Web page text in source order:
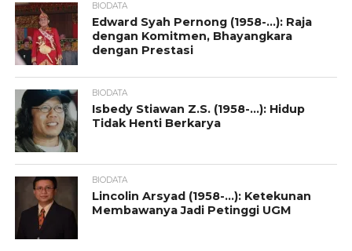
BIODATA
Edward Syah Pernong (1958-…): Raja
dengan Komitmen, Bhayangkara
dengan Prestasi
BIODATA
Isbedy Stiawan Z.S. (1958-…): Hidup
Tidak Henti Berkarya
BIODATA
Lincolin Arsyad (1958-…): Ketekunan
Membawanya Jadi Petinggi UGM